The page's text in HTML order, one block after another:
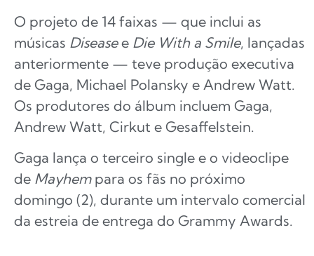
O projeto de 14 faixas — que inclui as
músicas Diseasee Die With a Smile, lançadas
anteriormente — teve produção executiva
de Gaga, Michael Polansky e Andrew Watt.
Os produtores do álbum incluem Gaga,
Andrew Watt, Cirkut e Gesaffelstein.
Gaga lança o terceiro single e o videoclipe
de Mayhempara os fãs no próximo
domingo (2), durante um intervalo comercial
da estreia de entrega do Grammy Awards.